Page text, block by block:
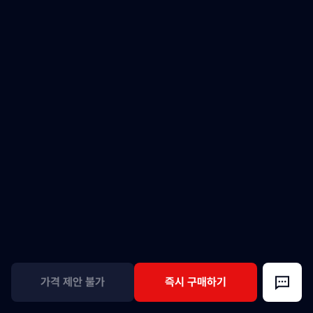
가격 제안 불가 즉시 구매하기